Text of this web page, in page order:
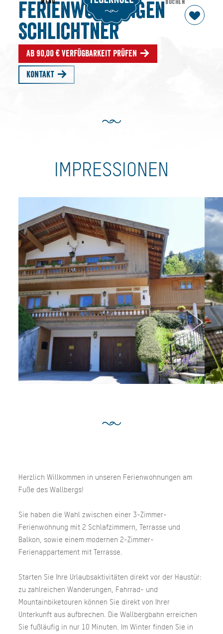
Ferienwohnungen
Schlichtner
Ab 90,00 € Verfügbarkeit prüfen
Kontakt
IMPRESSIONEN
Herzlich Willkommen in unseren Ferienwohnungen am
Fuße des Wallbergs!
Sie haben die Wahl zwischen einer 3-Zimmer-
Ferienwohnung mit 2 Schlafzimmern, Terrasse und
Balkon, sowie einem modernen 2-Zimmer-
Ferienappartement mit Terrasse.
Starten Sie Ihre Urlaubsaktivitäten direkt vor der Haustür:
zu zahlreichen Wanderungen, Fahrrad- und
Mountainbiketouren können Sie direkt von Ihrer
Unterkunft aus aufbrechen. Die Wallbergbahn erreichen
Sie fußläufig in nur 10 Minuten. Im Winter finden Sie in
MENU BUCHEN